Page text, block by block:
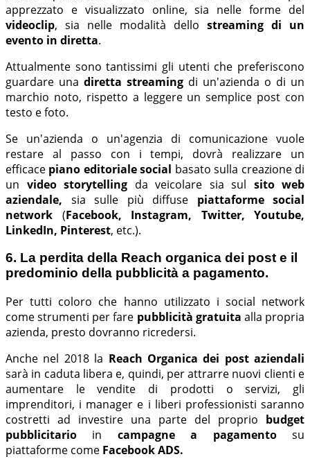
apprezzato e visualizzato online, sia nelle forme del
videoclip, sia nelle modalità dello streaming di un
evento in diretta.
Attualmente sono tantissimi gli utenti che preferiscono
guardare una diretta streaming di un'azienda o di un
marchio noto, rispetto a leggere un semplice post con
testo e foto.
Se un'azienda o un'agenzia di comunicazione vuole
restare al passo con i tempi, dovrà realizzare un
efficace piano editoriale social basato sulla creazione di
un video storytelling da veicolare sia sul sito web
aziendale, sia sulle più diffuse piattaforme social
network (Facebook, Instagram, Twitter, Youtube,
LinkedIn, Pinterest, etc.).
6. La perdita della Reach organica dei post e il
predominio della pubblicità a pagamento.
Per tutti coloro che hanno utilizzato i social network
come strumenti per fare pubblicità gratuita alla propria
azienda, presto dovranno ricredersi.
Anche nel 2018 la Reach Organica dei post aziendali
sarà in caduta libera e, quindi, per attrarre nuovi clienti e
aumentare le vendite di prodotti o servizi, gli
imprenditori, i manager e i liberi professionisti saranno
costretti ad investire una parte del proprio budget
pubblicitario in campagne a pagamentosu
piattaforme come Facebook ADS.